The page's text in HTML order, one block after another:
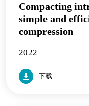
Compacting
simple and
compression
2022
下载